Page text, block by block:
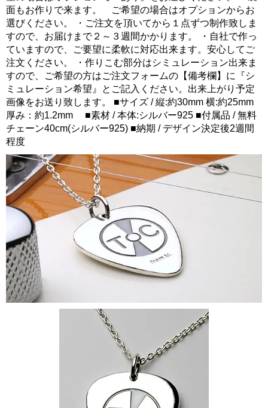
面もお作りで来ます。 ご希望の場合はオプションからお
選びください。 ・ご注文を頂いてから１点ずつ制作致しま
すので、お届けまで２～３週間かかります。 ・自社で作っ
ていますので、ご要望に柔軟に対応出来ます。安心してご
注文ください。 ・作りこむ部分はシミュレーション出来ま
すので、ご希望の方はご注文フォームの【備考欄】に『シ
ミュレーション希望』とご記入ください。出来上がり予定
画像をお送り致します。 ■サイズ / 縦:約30mm 横:約25mm
厚み：約1.2mm ■素材 / 本体:シルバー925 ■付属品 / 無料
チェーン40cm(シルバー925) ■納期 / デザイン決定後2週間
程度